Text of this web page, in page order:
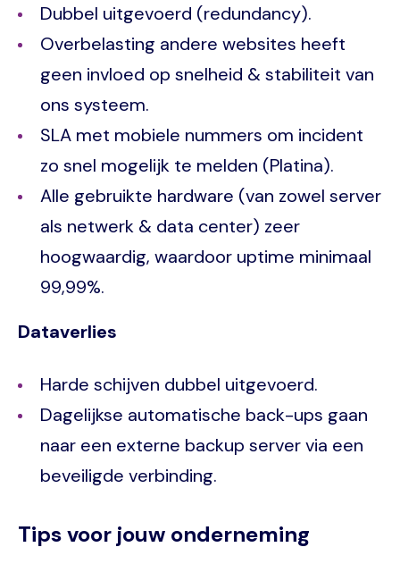
Dubbel uitgevoerd (redundancy).
Overbelasting andere websites heeft
geen invloed op snelheid & stabiliteit van
ons systeem.
SLA met mobiele nummers om incident
zo snel mogelijk te melden (Platina).
Alle gebruikte hardware (van zowel server
als netwerk & data center) zeer
hoogwaardig, waardoor uptime minimaal
99,99%.
Dataverlies
Harde schijven dubbel uitgevoerd.
Dagelijkse automatische back-ups gaan
naar een externe backup server via een
beveiligde verbinding.
Tips voor jouw onderneming